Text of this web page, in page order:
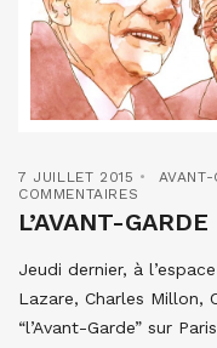
7 JUILLET 2015
COMMENTAIRES
L’AVANT-GARDE
Jeudi dernier, à
Lazare, Charles Millon,
“l’Avant-Garde” sur